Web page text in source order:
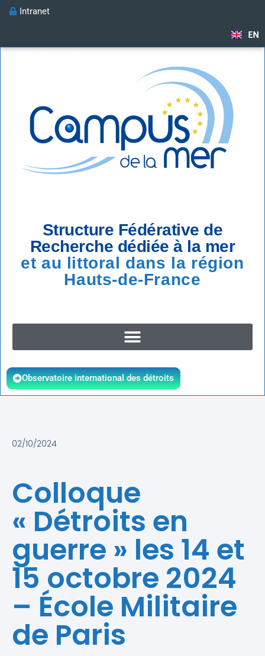
Intranet
EN
Structure Fédérative de
Recherche dédiée à la mer
et au littoral dans la région
Hauts-de-France
Observatoire international des détroits
02/10/2024
Colloque
« Détroits en
guerre » les 14 et
15 octobre 2024
– École Militaire
de Paris